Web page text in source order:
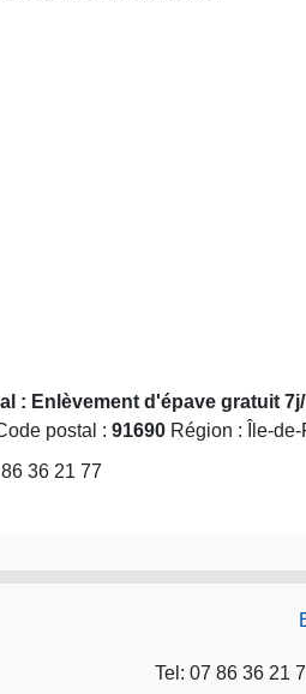
: Enlèvement d'épave gratuit
postal : 91690 Région : Île-
36 21 77
Tel: 07 86 36 21